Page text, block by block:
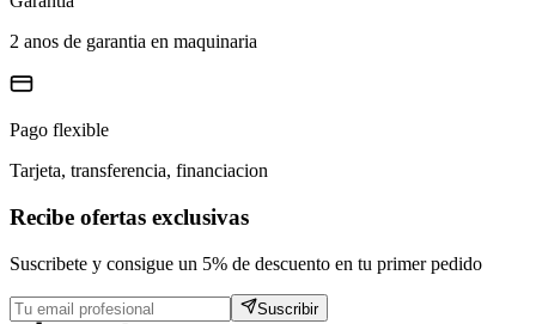
2 anos de garantia en maquinaria
Pago flexible
Tarjeta, transferencia, financiacion
Recibe ofertas exclusivas
Suscribete y consigue un 5% de descuento en tu primer pedido
Suscribir